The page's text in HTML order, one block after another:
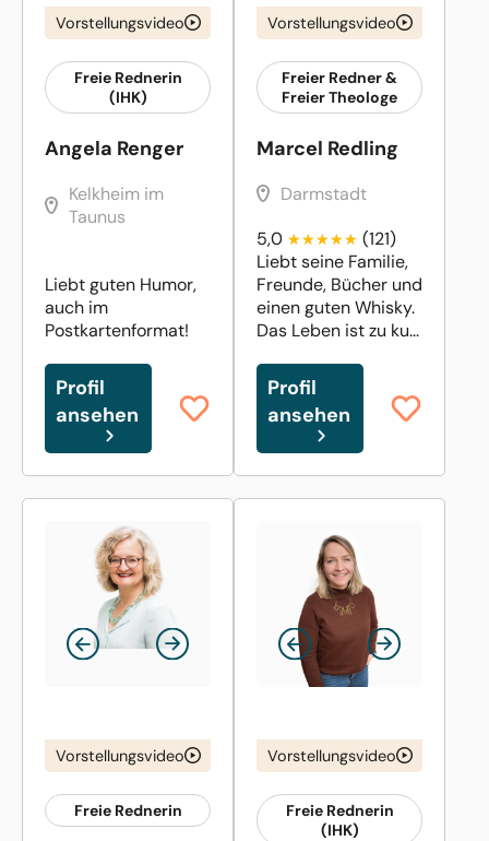
Vorstellungsvideo
Freie Rednerin
(IHK)
Angela Renger
Kelkheim im
Taunus
Liebt guten Humor,
auch im
Postkartenformat!
Profil
ansehen
Vorstellungsvideo
Freier Redner &
Freier Theologe
Marcel Redling
Darmstadt
5,0
(121)
Liebt seine Familie,
Freunde, Bücher und
einen guten Whisky.
Das Leben ist zu ku...
Profil
ansehen
Vorstellungsvideo
Freie Rednerin
Vorstellungsvideo
Freie Rednerin
(IHK)